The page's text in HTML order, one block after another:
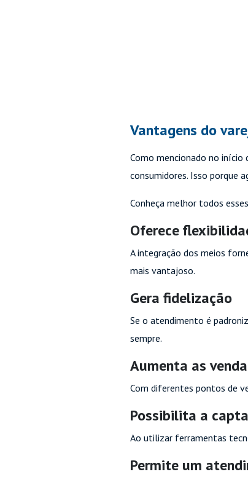
Vantagens do
Como mencionado no início
consumidores. Isso porque
Conheça melhor todos
Oferece
A integração dos meios
mais vantajoso.
Gera fidelização
Se o atendimento é
sempre.
Aumenta as
Com diferentes pontos de
Possibilita a
Ao utilizar ferramentas
Permite um